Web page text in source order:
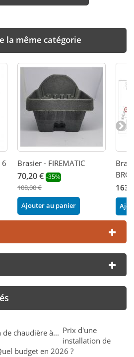
la même catégorie
6
Brasier - FIREMATIC
70,20 € -35%
108,00 €
Ajouter au panier
Prix d'une
installation de
budget en 2026 ?